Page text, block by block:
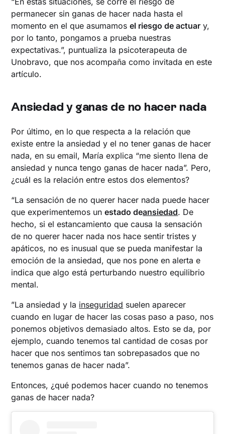
permanecer sin ganas de hacer nada hasta el
momento en el que asumamosel riesgo de actuar y,
por lo tanto, pongamos a prueba nuestras
expectativas.”, puntualiza la psicoterapeuta de
Unobravo, que nos acompaña como invitada en este
artículo.
Ansiedad y ganas de no hacer nada
Por último, en lo que respecta a la relación que
existe entre la ansiedad y el no tener ganas de hacer
nada, en su email, María explica “me siento llena de
ansiedad y nunca tengo ganas de hacer nada”. Pero,
¿cuál es la relación entre estos dos elementos?
“La sensación de no querer hacer nada puede hacer
que experimentemos unestado deansiedad. De
hecho, si el estancamiento que causa la sensación
de no querer hacer nada nos hace sentir tristes y
apáticos, no es inusual que se pueda manifestar la
emoción de la ansiedad, que nos pone en alerta e
indica que algo está perturbando nuestro equilibrio
mental.
”La ansiedad y la inseguridad suelen aparecer
cuando en lugar de hacer las cosas paso a paso, nos
ponemos objetivos demasiado altos. Esto se da, por
ejemplo, cuando tenemos tal cantidad de cosas por
hacer que nos sentimos tan sobrepasados que no
tenemos ganas de hacer nada”.
Entonces, ¿qué podemos hacer cuando no tenemos
ganas de hacer nada?